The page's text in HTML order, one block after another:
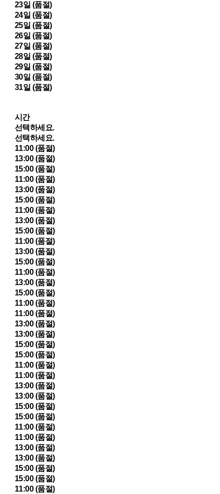
23일 (품절)
24일 (품절)
25일 (품절)
26일 (품절)
27일 (품절)
28일 (품절)
29일 (품절)
30일 (품절)
31일 (품절)
시간
선택하세요.
선택하세요.
11:00 (품절)
13:00 (품절)
15:00 (품절)
11:00 (품절)
13:00 (품절)
15:00 (품절)
11:00 (품절)
13:00 (품절)
15:00 (품절)
11:00 (품절)
13:00 (품절)
15:00 (품절)
11:00 (품절)
13:00 (품절)
15:00 (품절)
11:00 (품절)
11:00 (품절)
13:00 (품절)
13:00 (품절)
15:00 (품절)
15:00 (품절)
11:00 (품절)
11:00 (품절)
13:00 (품절)
13:00 (품절)
15:00 (품절)
15:00 (품절)
11:00 (품절)
11:00 (품절)
13:00 (품절)
13:00 (품절)
15:00 (품절)
15:00 (품절)
11:00 (품절)